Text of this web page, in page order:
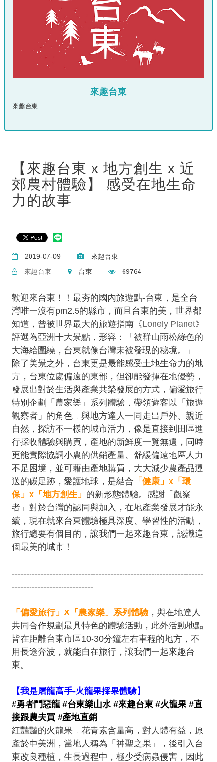
來趣台東
來趣台東
【來趣台東 x 地方創生 x 近
郊農村體驗】 感受在地生命
力的故事
2019-07-09
來趣台東
來趣台東
台東 69764
歡迎來台東！！最夯的國內旅遊點-台東，是全台
灣唯一沒有pm2.5的縣市，而且台東的美，世界都
知道，曾被世界最大的旅遊指南《Lonely Planet》
評選為亞洲十大景點，形容：「被群山雨松綠色的
大海給圍繞，台東就像台灣未被發現的秘境。」
除了美景之外，台東更是最能感受土地生命力的地
方，台東位處偏遠的東部，但卻能發揮在地優勢，
發展出對於生活與產業共榮發展的方式，偏愛旅行
特別企劃「農家樂」系列體驗，帶領遊客以「旅遊
觀察者」的角色，與地方達人一同走出戶外、親近
自然，探訪不一樣的城市活力，像是直接到田區進
行採收體驗與購買，產地的新鮮度一覽無遺，同時
更能實際協調小農的供銷產量、舒緩偏遠地區人力
不足困境，並可藉由產地購買，大大減少農產品運
送的碳足跡，愛護地球，是結合 「健康」x「環
保」x「地方創生」 的新形態體驗。感謝「觀察
者」對於台灣的認同與加入，在地產業發展才能永
續，現在就來台東體驗極具深度、學習性的活動，
旅行總要有個目的，讓我們一起來趣台東，認識這
個最美的城市！
------------------------------------------------------------------
----------------------------
「偏愛旅行」X「農家樂」系列體驗，與在地達人
共同合作規劃最具特色的體驗活動，此外活動地點
皆在距離台東市區10-30分鐘左右車程的地方，不
用長途奔波，就能自在旅行，讓我們一起來趣台
東。
【我是屠龍高手-火龍果採果體驗】
#勇者鬥惡龍 #台東樂山水 #來趣台東 #火龍果 #直
接跟農夫買 #產地直銷
紅豔豔的火龍果，花青素含量高，對人體有益，原
產於中美洲，當地人稱為「神聖之果」，後引入台
東改良種植，生長過程中，極少受病蟲侵害，因此